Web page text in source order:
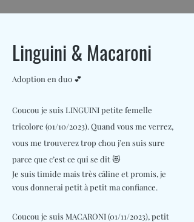
Linguini & Macaroni
Adoption en duo 💕
Coucou je suis LINGUINI petite femelle
tricolore (01/10/2023). Quand vous me verrez,
vous me trouverez trop chou j’en suis sure
parce que c’est ce qui se dit 😻
Je suis timide mais très câline et promis, je
vous donnerai petit à petit ma confiance.
Coucou je suis MACARONI (01/11/2023), petit